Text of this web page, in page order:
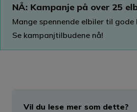
NÅ: Kampanje på over 25
Mange spennende elbiler til gode
Se kampanjtilbudene nå!
Vil du lese mer som dette?